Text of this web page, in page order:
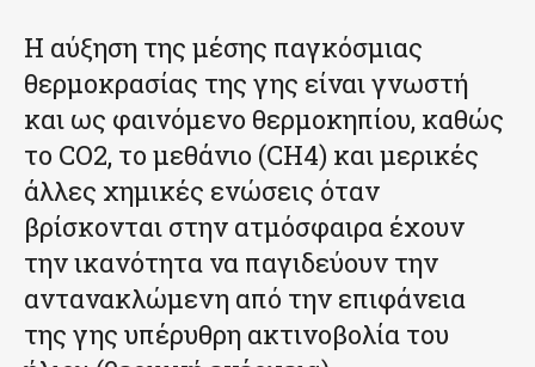
H αύξηση της μέσης παγκόσμιας
θερμοκρασίας της γης είναι γνωστή
και ως φαινόμενο θερμοκηπίου, καθώς
το CO2, το μεθάνιο (CH4) και μερικές
άλλες χημικές ενώσεις όταν
βρίσκονται στην ατμόσφαιρα έχουν
την ικανότητα να παγιδεύουν την
αντανακλώμενη από την επιφάνεια
της γης υπέρυθρη ακτινοβολία του